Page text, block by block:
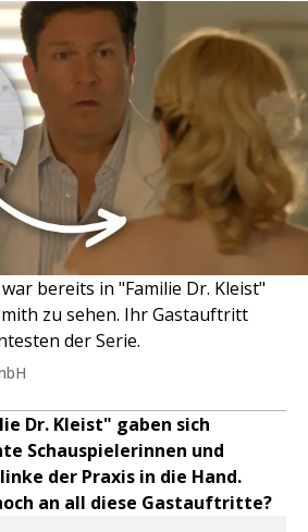
bereits in "Familie Dr. Kleist"
zu sehen. Ihr Gastauftritt
der Serie.
Dr. Kleist" gaben sich
Schauspielerinnen und
der Praxis in die Hand.
an all diese Gastauftritte?